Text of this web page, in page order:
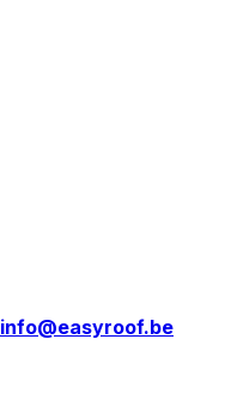
info@easyroof.be